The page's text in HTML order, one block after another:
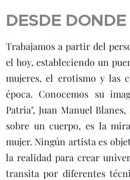
DESDE DONDE
Trabajamos a partir del
el hoy, estableciendo un
mujeres, el erotismo y las
época. Conocemos su
Patria", Juan Manuel
sobre un cuerpo, es la
mujer. Ningún artista es
la realidad para crear
transita por diferentes